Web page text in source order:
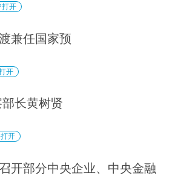
打开
兼任国家预
开
长黄树贤
开
开部分中央企业、中央金融